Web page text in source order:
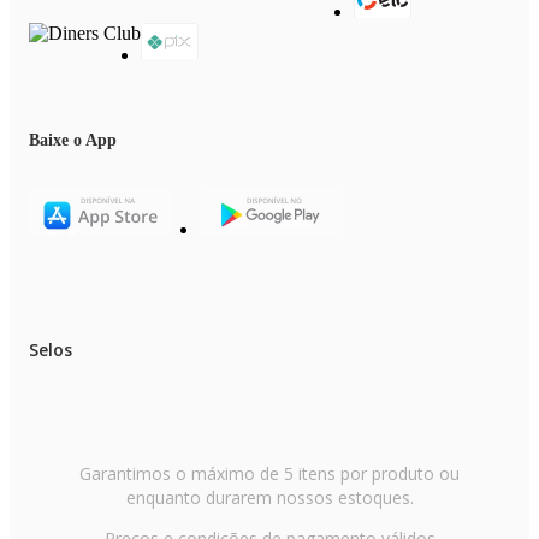
Baixe o App
Selos
Garantimos o máximo de 5 itens por produto ou
enquanto durarem nossos estoques.